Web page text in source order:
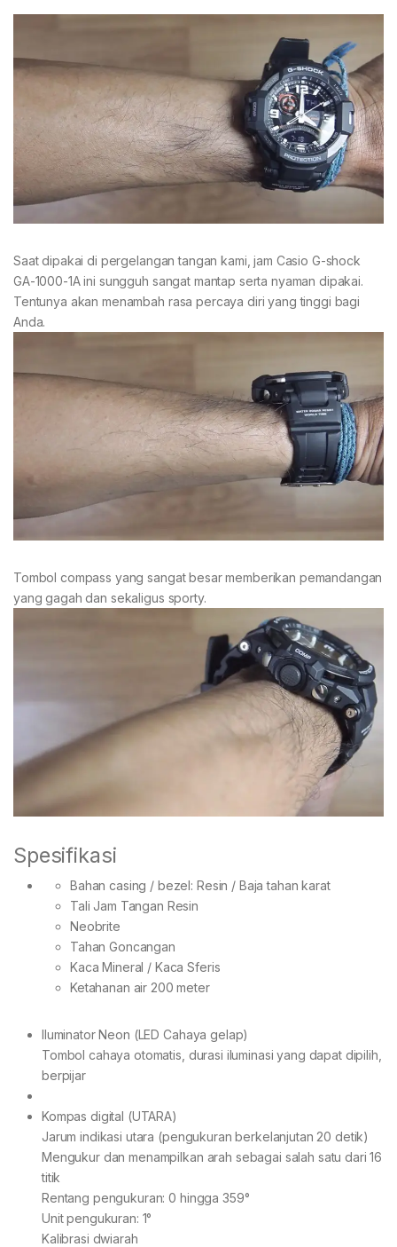
Saat dipakai di pergelangan tangan kami, jam Casio G-shock
GA-1000-1A ini sungguh sangat mantap serta nyaman dipakai.
Tentunya akan menambah rasa percaya diri yang tinggi bagi
Anda.
Tombol compass yang sangat besar memberikan pemandangan
yang gagah dan sekaligus sporty.
Spesifikasi
Bahan casing / bezel: Resin / Baja tahan karat
Tali Jam Tangan Resin
Neobrite
Tahan Goncangan
Kaca Mineral / Kaca Sferis
Ketahanan air 200 meter
Iluminator Neon (LED Cahaya gelap)
Tombol cahaya otomatis, durasi iluminasi yang dapat dipilih,
berpijar
Kompas digital (UTARA)
Jarum indikasi utara (pengukuran berkelanjutan 20 detik)
Mengukur dan menampilkan arah sebagai salah satu dari 16
titik
Rentang pengukuran: 0 hingga 359°
Unit pengukuran: 1°
Kalibrasi dwiarah